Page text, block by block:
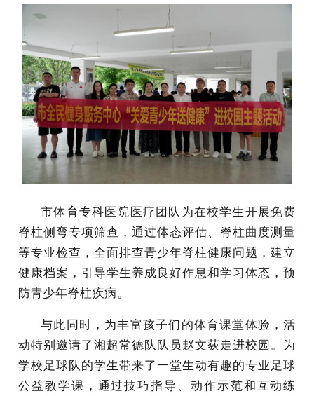
市体育专科医院医疗团队为在校学生开展免费
脊柱侧弯专项筛查，通过体态评估、脊柱曲度测量
等专业检查，全面排查青少年脊柱健康问题，建立
健康档案，引导学生养成良好作息和学习体态，预
防青少年脊柱疾病。
与此同时，为丰富孩子们的体育课堂体验，活
动特别邀请了湘超常德队队员赵文荻走进校园。为
学校足球队的学生带来了一堂生动有趣的专业足球
公益教学课，通过技巧指导、动作示范和互动练